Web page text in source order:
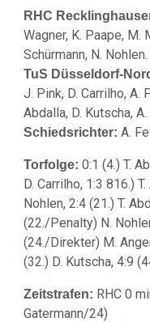
RHC
Wagner, K. Paape, M.
Schürmann, N. Nohlen.
TuS Düsseldorf-
J. Pink, D. Carrilho, A.
Abdalla, D. Kutscha,
Schiedsrichter:A.
Torfolge:0:1 (4.) T.
D. Carrilho, 1:3 816.)
Nohlen, 2:4 (21.) T.
(22./Penalty) N.
(24./Direkter) M.
(32.) D. Kutscha, 4:9
Zeitstrafen: RHC 0
Gatermann/24)